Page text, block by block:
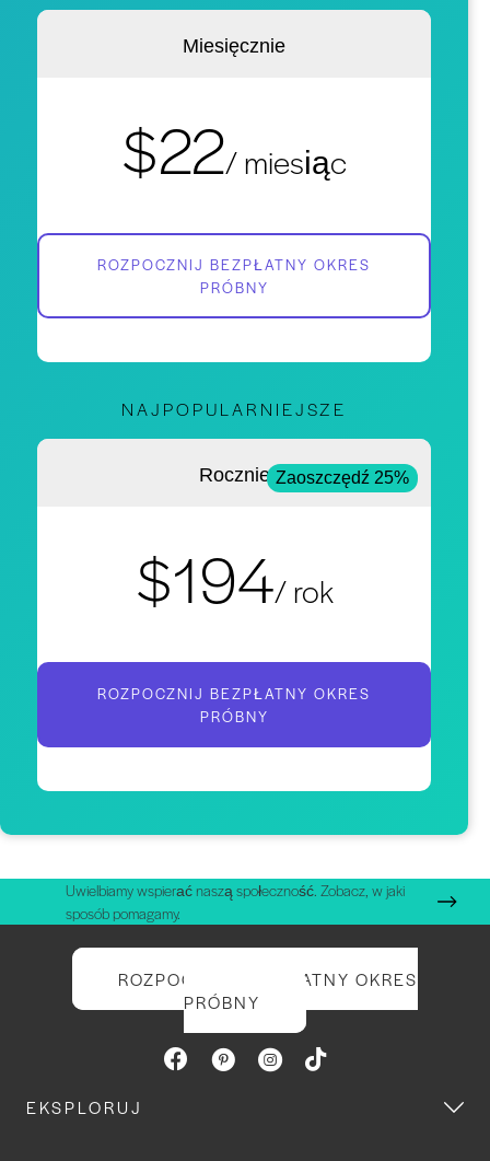
Miesięcznie
$22/ miesiąc
ROZPOCZNIJ BEZPŁATNY OKRES
PRÓBNY
NAJPOPULARNIEJSZE
Rocznie Zaoszczędź 25%
$194/ rok
ROZPOCZNIJ BEZPŁATNY OKRES
PRÓBNY
Uwielbiamy wspierać naszą społeczność. Zobacz, w jaki
sposób pomagamy.
ROZPOCZNIJ BEZPŁATNY OKRES
PRÓBNY
EKSPLORUJ